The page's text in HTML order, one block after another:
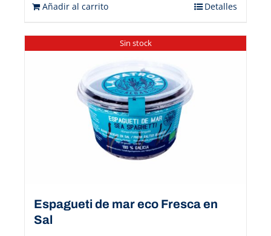
Añadir al carrito Detalles
Sin stock
Espagueti de mar eco Fresca en
Sal